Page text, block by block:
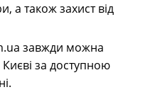
а також захист від
завжди можна
за доступною